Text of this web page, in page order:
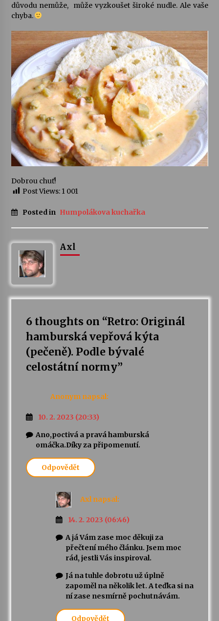
důvodu nemůže, může vyzkoušet široké nudle. Ale vaše
chyba.
Dobrou chuť!
Post Views: 1 001
Posted in Humpolákova kuchařka
Axl
6 thoughts on “Retro: Originál
hamburská vepřová kýta
(pečeně). Podle bývalé
celostátní normy”
Anonym napsal:
10. 2. 2023 (20:33)
Ano,poctivá a pravá hamburská
omáčka.Díky za připomenutí.
Odpovědět
Axl napsal:
14. 2. 2023 (06:46)
A já Vám zase moc děkuji za
přečtení mého článku. Jsem moc
rád, jestli Vás inspiroval.
Já na tuhle dobrotu už úplně
zapoměl na několik let. A teďka si na
ní zase nesmírně pochutnávám.
Odpovědět